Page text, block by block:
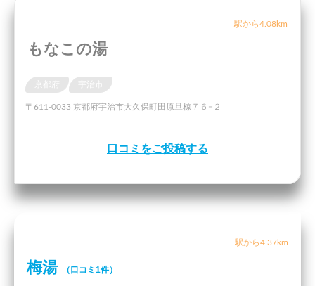
駅から4.08km
もなこの湯
京都府
〒611-0033 京都府宇治市大久保町田原旦椋７６−２
口コミをご投稿する
駅から4.37km
梅湯 （口コミ1件）